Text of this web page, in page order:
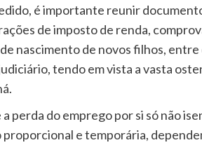
é importante reunir
de imposto de renda,
nascimento de novos filhos,
tendo em vista a vasta
perda do emprego por si só não
e temporária,